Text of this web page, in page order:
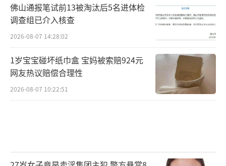
佛山通报笔试前13被淘汰后5名进体检
调查组已介入核查
2026-08-07 14:28:02
1岁宝宝碰坏纸巾盒 宝妈被索赔924元
网友热议赔偿合理性
2026-08-07 10:22:51